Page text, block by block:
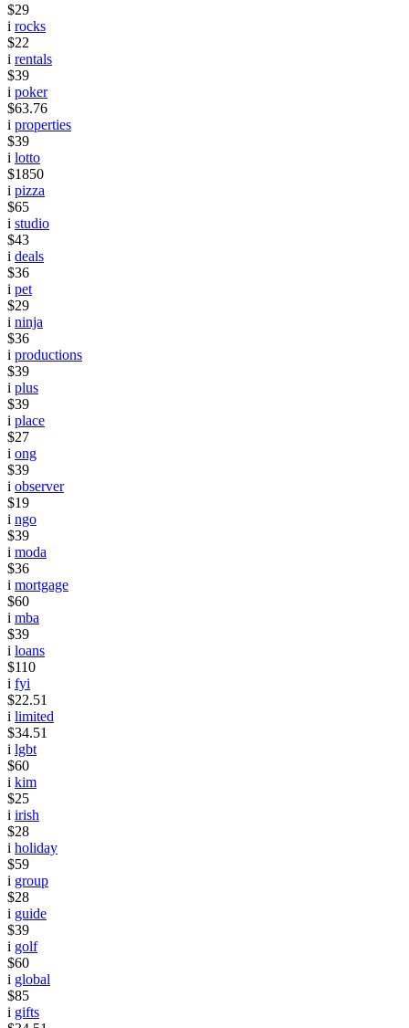
$29
i rocks
$22
i rentals
$39
i poker
$63.76
i properties
$39
i lotto
$1850
i pizza
$65
i studio
$43
i deals
$36
i pet
$29
i ninja
$36
i productions
$39
i plus
$39
i place
$27
i ong
$39
i observer
$19
i ngo
$39
i moda
$36
i mortgage
$60
i mba
$39
i loans
$110
i fyi
$22.51
i limited
$34.51
i lgbt
$60
i kim
$25
i irish
$28
i holiday
$59
i group
$28
i guide
$39
i golf
$60
i global
$85
i gifts